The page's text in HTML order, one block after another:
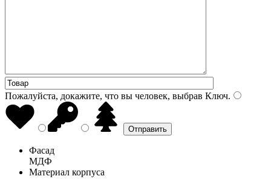
Пожалуйста, докажите, что вы человек, выбрав Ключ.
Фасад
МДФ
Материал корпуса